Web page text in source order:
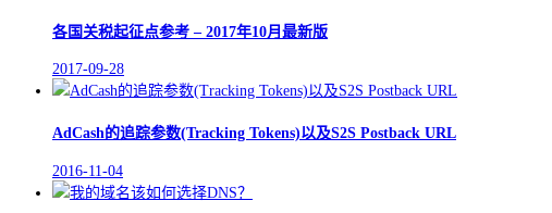
各国关税起征点参考 – 2017年10月最新版
2017-09-28
AdCash的追踪参数(Tracking Tokens)以及S2S Postback URL
2016-11-04